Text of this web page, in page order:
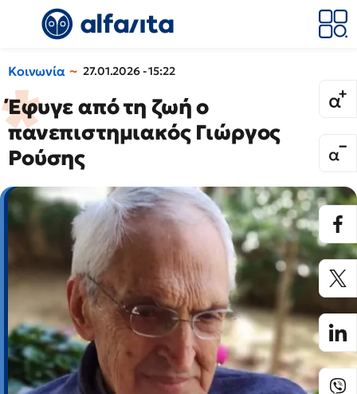
Κοινωνία 27.01.2026 - 15:22
Έφυγε από τη ζωή ο
πανεπιστημιακός Γιώργος
Ρούσης